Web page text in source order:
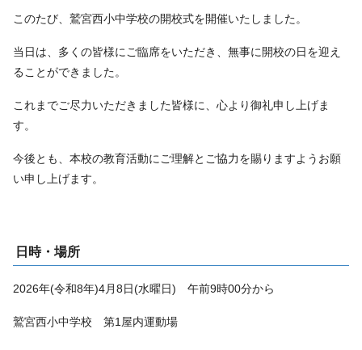
このたび、鷲宮西小中学校の開校式を開催いたしました。
当日は、多くの皆様にご臨席をいただき、無事に開校の日を迎え
ることができました。
これまでご尽力いただきました皆様に、心より御礼申し上げま
す。
今後とも、本校の教育活動にご理解とご協力を賜りますようお願
い申し上げます。
日時・場所
2026年(令和8年)4月8日(水曜日) 午前9時00分から
鷲宮西小中学校 第1屋内運動場